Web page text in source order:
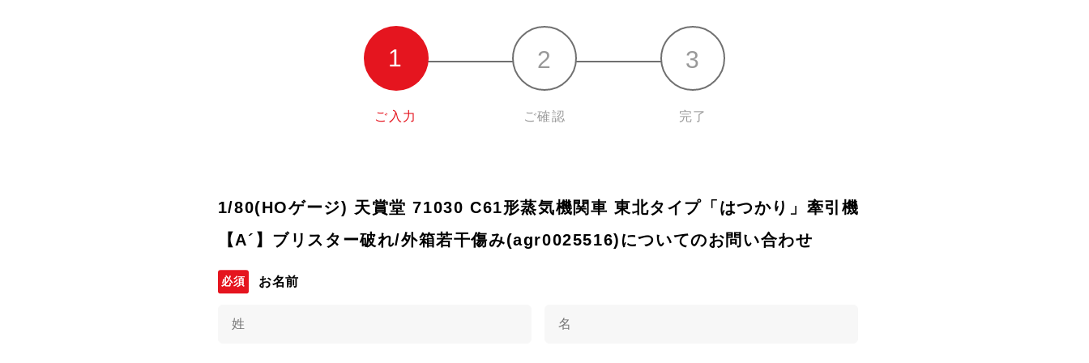
ご入力 ご確認 完了
1/80(HOゲージ) 天賞堂 71030 C61形蒸気機関車 東北タイプ「はつかり」牽引機
【A´】ブリスター破れ/外箱若干傷み(agr0025516)についてのお問い合わせ
お名前